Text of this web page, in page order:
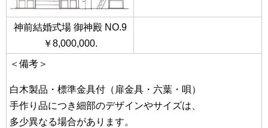
神前結婚式場 御神殿 NO.9
￥8,000,000.
＜備考＞
白木製品・標準金具付（扉金具・六葉・唄）
手作り品につき細部のデザインやサイズは、
多少異なる場合があります。